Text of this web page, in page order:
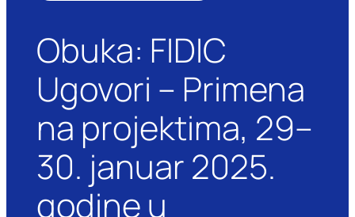
Obuka: FIDIC
Ugovori – Primena
na projektima, 29–
30. januar 2025.
godine u